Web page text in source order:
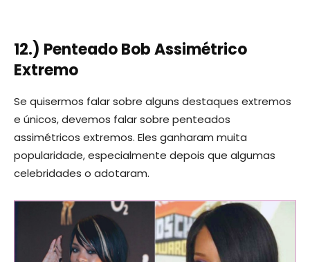
12.) Penteado Bob Assimétrico
Extremo
Se quisermos falar sobre alguns destaques extremos
e únicos, devemos falar sobre penteados
assimétricos extremos. Eles ganharam muita
popularidade, especialmente depois que algumas
celebridades o adotaram.